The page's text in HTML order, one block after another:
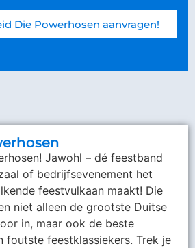
Die Powerhosen aanvragen!
Jawohl – dé feestband
of bedrijfsevenement het
feestvulkaan maakt! Die
niet alleen de grootste Duitse
in, maar ook de beste
foutste feestklassiekers. Trek je